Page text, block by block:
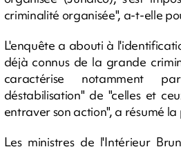
criminalité organisée", a-t-elle
L'enquête a abouti à
déjà connus de la grande
caractérise notamment
déstabilisation" de "celles et
entraver son action", a résumé
Les ministres de l'Intérieur